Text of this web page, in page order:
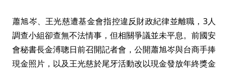
蕭旭岑、王光慈遭基金會指控違反財政紀律並離職，3人
調查小組卻查無不法情事，但相關爭議並未平息。前國安
會秘書長金溥聰日前召開記者會，公開蕭旭岑與台商手捧
現金照片，以及王光慈於尾牙活動改以現金發放年終獎金